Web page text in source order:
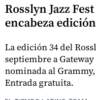
Rosslyn Jazz
encabeza
La edición 34 del
septiembre a
nominada al
Entrada gratuita.